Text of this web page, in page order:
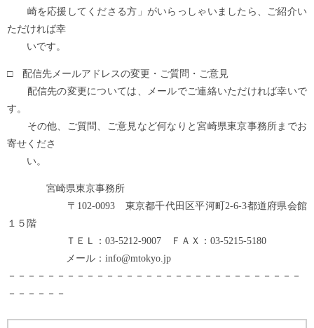
崎を応援してくださる方」がいらっしゃいましたら、ご紹介い
ただければ幸
いです。
□ 配信先メールアドレスの変更・ご質問・ご意見
配信先の変更については、メールでご連絡いただければ幸いで
す。
その他、ご質問、ご意見など何なりと宮崎県東京事務所までお
寄せくださ
い。
宮崎県東京事務所
〒102-0093 東京都千代田区平河町2-6-3都道府県会館
１５階
ＴＥＬ：03-5212-9007 ＦＡＸ：03-5215-5180
メール：info@mtokyo.jp
－－－－－－－－－－－－－－－－－－－－－－－－－－－－－－
－－－－－－